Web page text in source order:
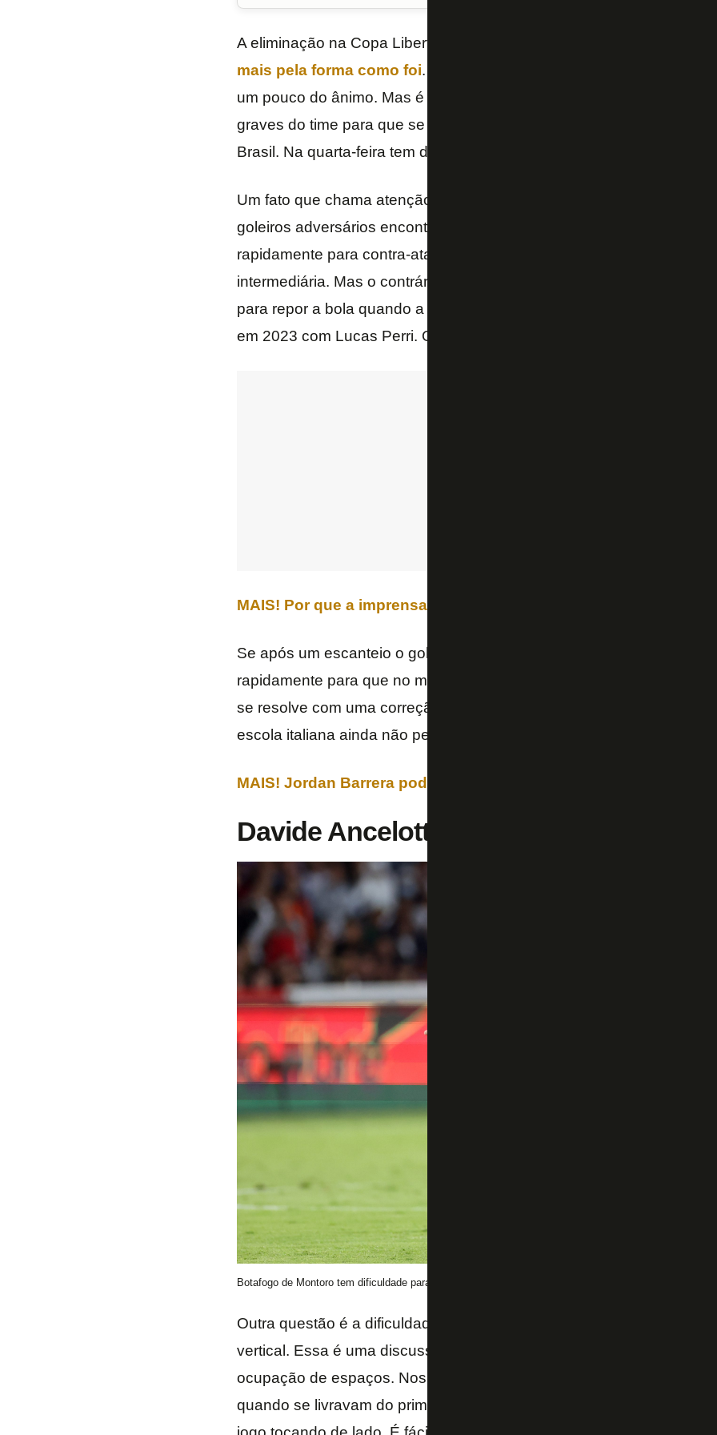
A eliminação na Copa Libertadores ainda deixa um pouco dolorido o
mais pela forma como foi. Entretanto a vitória de 3 a 1 sobre o
um pouco do ânimo. Mas é preciso que
graves do time para que se torne cada vez mais possível o inédito
Brasil. Na quarta-feira tem duelo de ida das quartas de final contra o
Um fato que chama atenção e deixa qualquer um irritado é a
goleiros adversários encontram jogadores livres de marcação para
rapidamente para contra-ataque. O Botafogo sempre deixa
intermediária. Mas o contrário não chega. John e Neto encontram
para repor a bola quando a dominam, algo que não acontecia no
em 2023 com Lucas Perri. O Botafogo não pode dar esta facilidade
MAIS! Por que a imprensa passou a questionar erros contra o
Se após um escanteio o goleiro rival domina a bola, o Botafogo
rapidamente para que no máximo ele tenha que se livrar da bola
se resolve com uma correção defensiva não muito complicada.
escola italiana ainda não percebeu isso?
MAIS! Jordan Barrera pode deixar Botafogo insuportável
Davide Ancelotti e o Botafogo vertical
Botafogo de Montoro tem dificuldade para ser vertical – Foto: Vitor Silva/Botafogo
Outra questão é a dificuldade de os jogadores de meio e ataque
vertical. Essa é uma discussão que vai além de ser ofensivo e
ocupação de espaços. Nos últimos jogos Álvaro Montoro ou
quando se livravam do primeiro rival não avançavam. Simplesmente